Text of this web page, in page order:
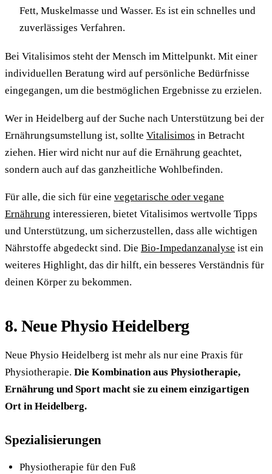
Fett, Muskelmasse und Wasser. Es ist ein schnelles und
zuverlässiges Verfahren.
Bei Vitalisimos steht der Mensch im Mittelpunkt. Mit einer
individuellen Beratung wird auf persönliche Bedürfnisse
eingegangen, um die bestmöglichen Ergebnisse zu erzielen.
Wer in Heidelberg auf der Suche nach Unterstützung bei der
Ernährungsumstellung ist, sollte Vitalisimos in Betracht
ziehen. Hier wird nicht nur auf die Ernährung geachtet,
sondern auch auf das ganzheitliche Wohlbefinden.
Für alle, die sich für eine vegetarische oder vegane
Ernährung interessieren, bietet Vitalisimos wertvolle Tipps
und Unterstützung, um sicherzustellen, dass alle wichtigen
Nährstoffe abgedeckt sind. Die Bio-Impedanzanalyse ist ein
weiteres Highlight, das dir hilft, ein besseres Verständnis für
deinen Körper zu bekommen.
8. Neue Physio Heidelberg
Neue Physio Heidelberg ist mehr als nur eine Praxis für
Physiotherapie. Die Kombination aus Physiotherapie,
Ernährung und Sport macht sie zu einem einzigartigen
Ort in Heidelberg.
Spezialisierungen
Physiotherapie für den Fuß